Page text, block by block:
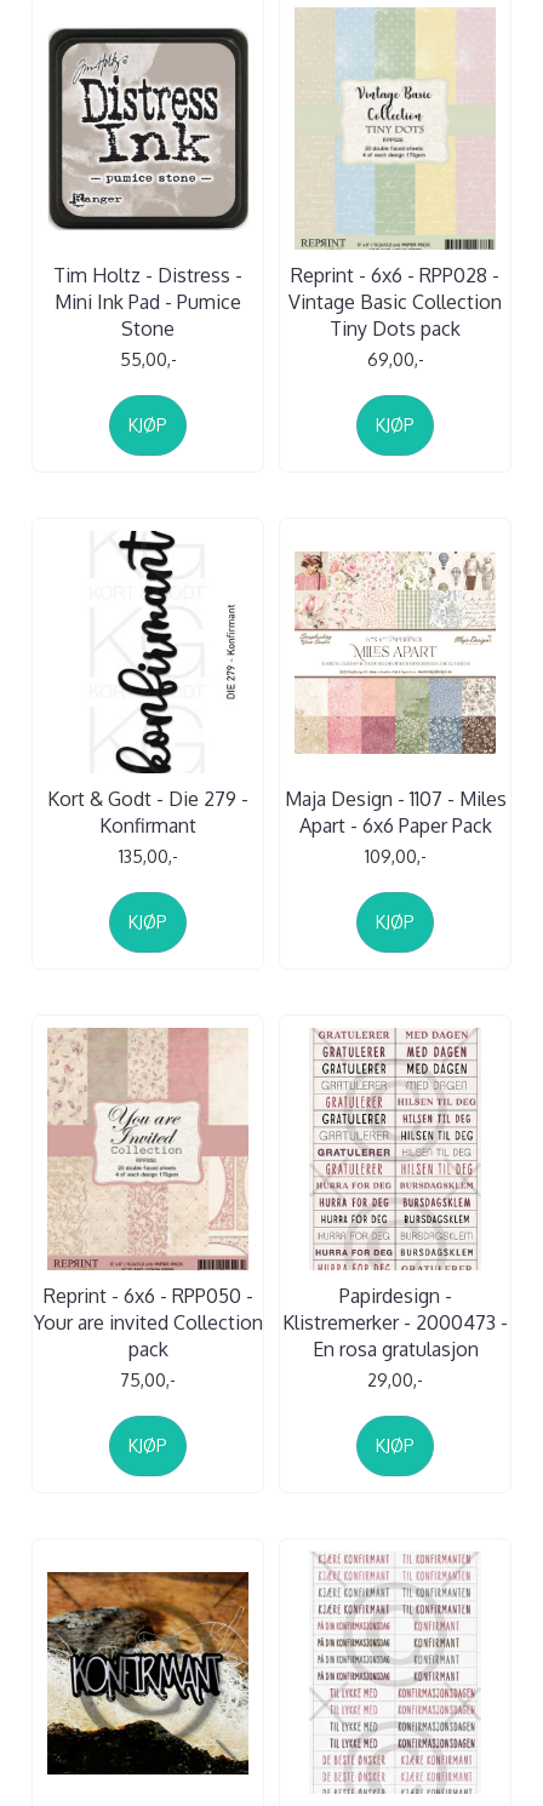
Tim Holtz - Distress -
Mini Ink Pad - Pumice
Stone
55,00,-
KJØP
Reprint - 6x6 - RPP028 -
Vintage Basic Collection
Tiny Dots pack
69,00,-
KJØP
Kort & Godt - Die 279 -
Konfirmant
135,00,-
KJØP
Maja Design - 1107 - Miles
Apart - 6x6 Paper Pack
109,00,-
KJØP
Reprint - 6x6 - RPP050 -
Your are invited Collection
pack
75,00,-
KJØP
Papirdesign -
Klistremerker - 2000473 -
En rosa gratulasjon
29,00,-
KJØP